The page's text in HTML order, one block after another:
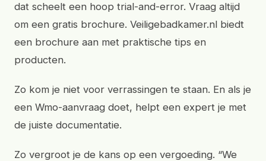
dat scheelt een hoop trial-and-error. Vraag altijd
om een gratis brochure. Veiligebadkamer.nl biedt
een brochure aan met praktische tips en
producten.
Zo kom je niet voor verrassingen te staan. En als je
een Wmo-aanvraag doet, helpt een expert je met
de juiste documentatie.
Zo vergroot je de kans op een vergoeding. “We